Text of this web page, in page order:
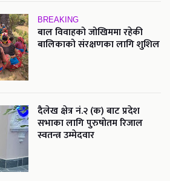
BREAKING
बाल विवाहको जोखिममा रहेकी
बालिकाको संरक्षणका लागि शुशिल
दैलेख क्षेत्र नं.२ (क) बाट प्रदेश
सभाका लागि पुरुषोतम रिजाल
स्वतन्त्र उम्मेदवार